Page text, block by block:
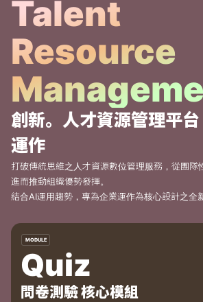
Talent
Resource
創新。人才資源管理平
運作
打破傳統思維之人才資源數位管理服務，從團隊
進而推動組織優勢發揮。
結合AI運用趨勢，專為企業運作為核心設計之全
MODULE
Quiz
問卷測驗 核心模組